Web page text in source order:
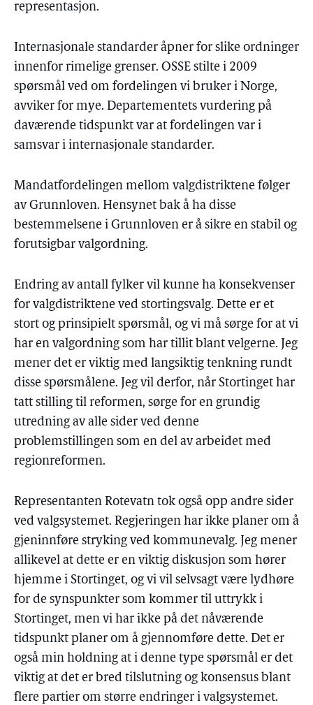
representasjon.
Internasjonale standarder åpner for slike ordninger
innenfor rimelige grenser. OSSE stilte i 2009
spørsmål ved om fordelingen vi bruker i Norge,
avviker for mye. Departementets vurdering på
daværende tidspunkt var at fordelingen var i
samsvar i internasjonale standarder.
Mandatfordelingen mellom valgdistriktene følger
av Grunnloven. Hensynet bak å ha disse
bestemmelsene i Grunnloven er å sikre en stabil og
forutsigbar valgordning.
Endring av antall fylker vil kunne ha konsekvenser
for valgdistriktene ved stortingsvalg. Dette er et
stort og prinsipielt spørsmål, og vi må sørge for at vi
har en valgordning som har tillit blant velgerne. Jeg
mener det er viktig med langsiktig tenkning rundt
disse spørsmålene. Jeg vil derfor, når Stortinget har
tatt stilling til reformen, sørge for en grundig
utredning av alle sider ved denne
problemstillingen som en del av arbeidet med
regionreformen.
Representanten Rotevatn tok også opp andre sider
ved valgsystemet. Regjeringen har ikke planer om å
gjeninnføre stryking ved kommunevalg. Jeg mener
allikevel at dette er en viktig diskusjon som hører
hjemme i Stortinget, og vi vil selvsagt være lydhøre
for de synspunkter som kommer til uttrykk i
Stortinget, men vi har ikke på det nåværende
tidspunkt planer om å gjennomføre dette. Det er
også min holdning at i denne type spørsmål er det
viktig at det er bred tilslutning og konsensus blant
flere partier om større endringer i valgsystemet.